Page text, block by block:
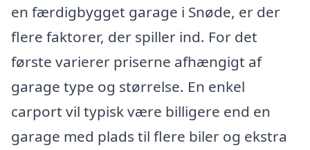
en færdigbygget garage i Snøde, er der
flere faktorer, der spiller ind. For det
første varierer priserne afhængigt af
garage type og størrelse. En enkel
carport vil typisk være billigere end en
garage med plads til flere biler og ekstra